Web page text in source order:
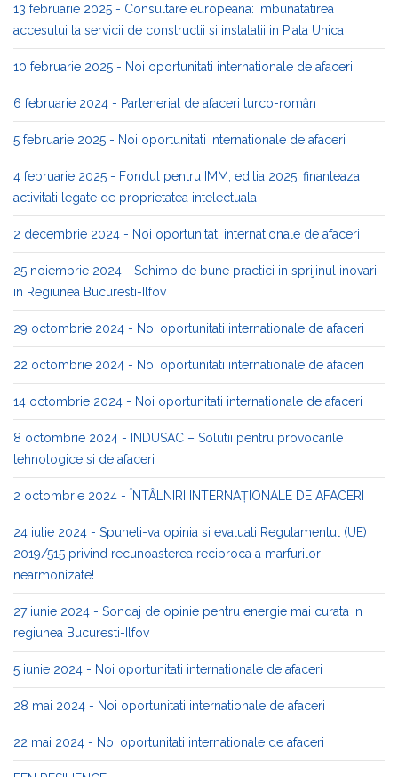
13 februarie 2025 - Consultare europeana: Imbunatatirea
accesului la servicii de constructii si instalatii in Piata Unica
10 februarie 2025 - Noi oportunitati internationale de afaceri
6 februarie 2024 - Parteneriat de afaceri turco-român
5 februarie 2025 - Noi oportunitati internationale de afaceri
4 februarie 2025 - Fondul pentru IMM, editia 2025, finanteaza
activitati legate de proprietatea intelectuala
2 decembrie 2024 - Noi oportunitati internationale de afaceri
25 noiembrie 2024 - Schimb de bune practici in sprijinul inovarii
in Regiunea Bucuresti-Ilfov
29 octombrie 2024 - Noi oportunitati internationale de afaceri
22 octombrie 2024 - Noi oportunitati internationale de afaceri
14 octombrie 2024 - Noi oportunitati internationale de afaceri
8 octombrie 2024 - INDUSAC – Solutii pentru provocarile
tehnologice si de afaceri
2 octombrie 2024 - ÎNTÂLNIRI INTERNAȚIONALE DE AFACERI
24 iulie 2024 - Spuneti-va opinia si evaluati Regulamentul (UE)
2019/515 privind recunoasterea reciproca a marfurilor
nearmonizate!
27 iunie 2024 - Sondaj de opinie pentru energie mai curata in
regiunea Bucuresti-Ilfov
5 iunie 2024 - Noi oportunitati internationale de afaceri
28 mai 2024 - Noi oportunitati internationale de afaceri
22 mai 2024 - Noi oportunitati internationale de afaceri